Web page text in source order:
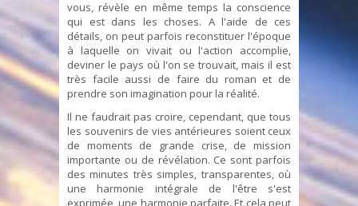
vous, révèle en même temps la conscience
qui est dans les choses. A l'aide de ces
détails, on peut parfois reconstituer l'époque
à laquelle on vivait ou l'action accomplie,
deviner le pays où l'on se trouvait, mais il est
très facile aussi de faire du roman et de
prendre son imagination pour la réalité.
Il ne faudrait pas croire, cependant, que tous
les souvenirs de vies antérieures soient ceux
de moments de grande crise, de mission
importante ou de révélation. Ce sont parfois
des minutes très simples, transparentes, où
une harmonie intégrale de l'être s'est
exprimée, une harmonie parfaite. Et cela peut